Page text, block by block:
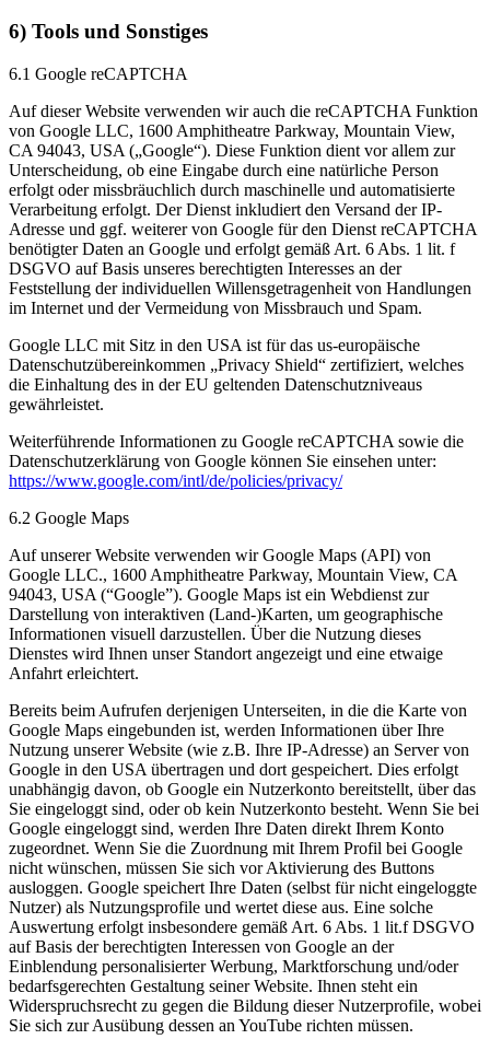
6) Tools und Sonstiges
6.1 Google reCAPTCHA
Auf dieser Website verwenden wir auch die reCAPTCHA Funktion
von Google LLC, 1600 Amphitheatre Parkway, Mountain View,
CA 94043, USA („Google“). Diese Funktion dient vor allem zur
Unterscheidung, ob eine Eingabe durch eine natürliche Person
erfolgt oder missbräuchlich durch maschinelle und automatisierte
Verarbeitung erfolgt. Der Dienst inkludiert den Versand der IP-
Adresse und ggf. weiterer von Google für den Dienst reCAPTCHA
benötigter Daten an Google und erfolgt gemäß Art. 6 Abs. 1 lit. f
DSGVO auf Basis unseres berechtigten Interesses an der
Feststellung der individuellen Willensgetragenheit von Handlungen
im Internet und der Vermeidung von Missbrauch und Spam.
Google LLC mit Sitz in den USA ist für das us-europäische
Datenschutzübereinkommen „Privacy Shield“ zertifiziert, welches
die Einhaltung des in der EU geltenden Datenschutzniveaus
gewährleistet.
Weiterführende Informationen zu Google reCAPTCHA sowie die
Datenschutzerklärung von Google können Sie einsehen unter:
https://www.google.com/intl/de/policies/privacy/
6.2 Google Maps
Auf unserer Website verwenden wir Google Maps (API) von
Google LLC., 1600 Amphitheatre Parkway, Mountain View, CA
94043, USA (“Google”). Google Maps ist ein Webdienst zur
Darstellung von interaktiven (Land-)Karten, um geographische
Informationen visuell darzustellen. Über die Nutzung dieses
Dienstes wird Ihnen unser Standort angezeigt und eine etwaige
Anfahrt erleichtert.
Bereits beim Aufrufen derjenigen Unterseiten, in die die Karte von
Google Maps eingebunden ist, werden Informationen über Ihre
Nutzung unserer Website (wie z.B. Ihre IP-Adresse) an Server von
Google in den USA übertragen und dort gespeichert. Dies erfolgt
unabhängig davon, ob Google ein Nutzerkonto bereitstellt, über das
Sie eingeloggt sind, oder ob kein Nutzerkonto besteht. Wenn Sie bei
Google eingeloggt sind, werden Ihre Daten direkt Ihrem Konto
zugeordnet. Wenn Sie die Zuordnung mit Ihrem Profil bei Google
nicht wünschen, müssen Sie sich vor Aktivierung des Buttons
ausloggen. Google speichert Ihre Daten (selbst für nicht eingeloggte
Nutzer) als Nutzungsprofile und wertet diese aus. Eine solche
Auswertung erfolgt insbesondere gemäß Art. 6 Abs. 1 lit.f DSGVO
auf Basis der berechtigten Interessen von Google an der
Einblendung personalisierter Werbung, Marktforschung und/oder
bedarfsgerechten Gestaltung seiner Website. Ihnen steht ein
Widerspruchsrecht zu gegen die Bildung dieser Nutzerprofile, wobei
Sie sich zur Ausübung dessen an YouTube richten müssen.